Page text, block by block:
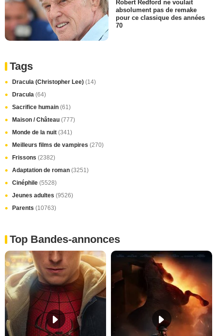
Robert Redford ne voulait
absolument pas de remake
pour ce classique des années
70
Tags
Dracula (Christopher Lee) (14)
Dracula (64)
Sacrifice humain (61)
Maison / Château (777)
Monde de la nuit (341)
Meilleurs films de vampires (270)
Frissons (2382)
Adaptation de roman (3251)
Cinéphile (5528)
Jeunes adultes (9526)
Parents (10763)
Top Bandes-annonces